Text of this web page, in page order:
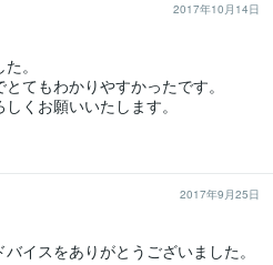
2017年10月14日
。
てもわかりやすかったです。
くお願いいたします。
2017年9月25日
イスをありがとうございました。